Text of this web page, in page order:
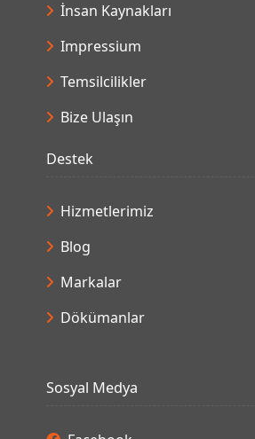
İnsan Kaynakları
Impressium
Temsilcilikler
Bize Ulaşın
Destek
Hizmetlerimiz
Blog
Markalar
Dökümanlar
Sosyal Medya